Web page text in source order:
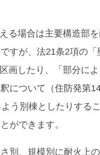
る場合は主要構造部
すが、法21条2項の「
画したり、「部分に
について（住防発第
う別棟としたりする
ができます。
別、規模別に耐火上